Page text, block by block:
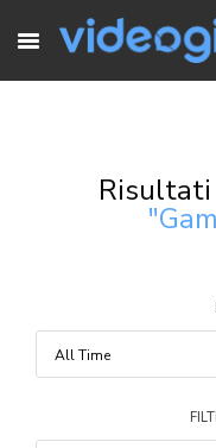
Risultati